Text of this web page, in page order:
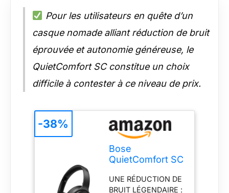
Pour les utilisateurs en quête d’un
casque nomade alliant réduction de bruit
éprouvée et autonomie généreuse, le
QuietComfort SC constitue un choix
difficile à contester à ce niveau de prix.
Bose
QuietComfort SC
Casque sans Fil
UNE RÉDUCTION DE
BRUIT LÉGENDAIRE :
-38%